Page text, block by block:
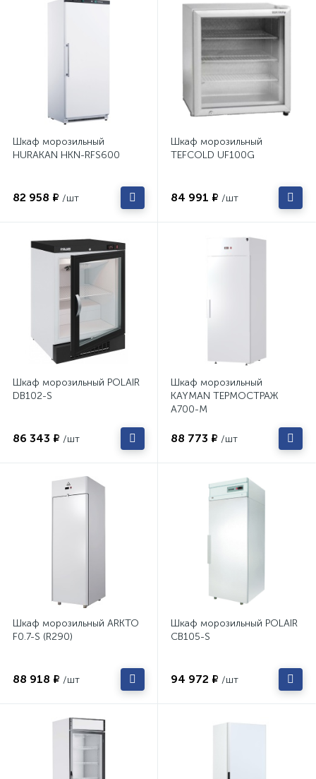
Шкаф морозильный
HURAKAN HKN-RFS600
82 958 ₽ /шт
Шкаф морозильный
TEFCOLD UF100G
84 991 ₽ /шт
Шкаф морозильный POLAIR
DB102-S
86 343 ₽ /шт
Шкаф морозильный
KAYMAN ТЕРМОСТРАЖ
А700-М
88 773 ₽ /шт
Шкаф морозильный ARKTO
F0.7-S (R290)
88 918 ₽ /шт
Шкаф морозильный POLAIR
CB105-S
94 972 ₽ /шт